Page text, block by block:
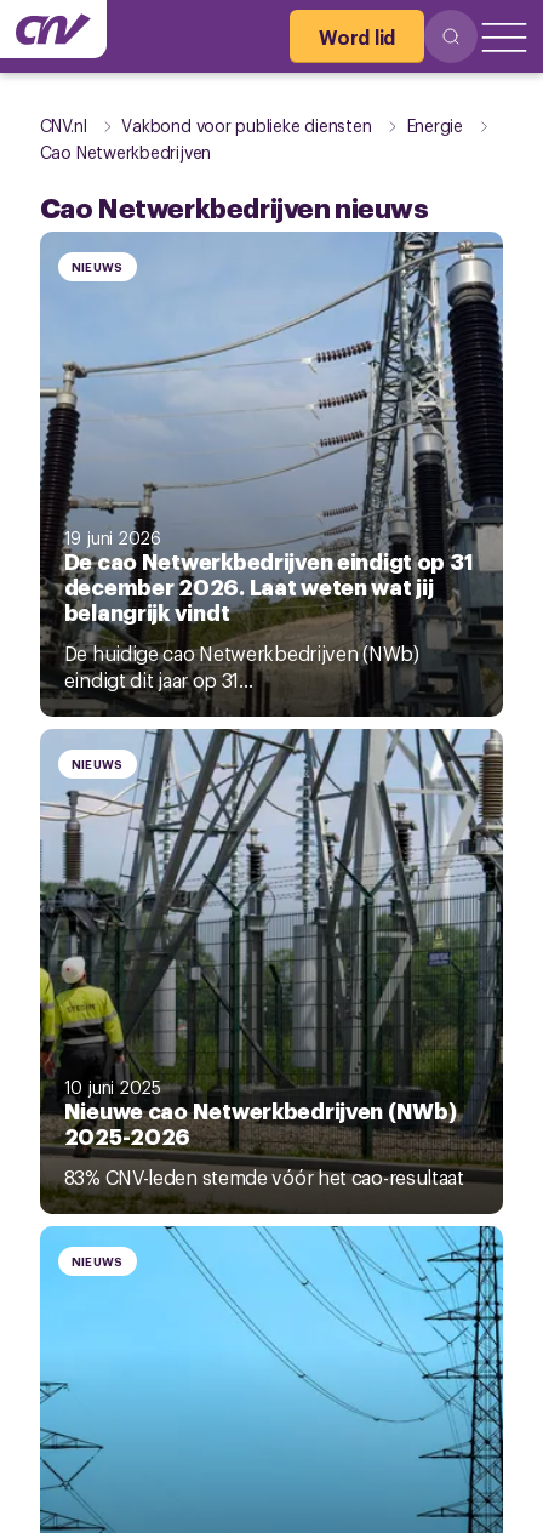
Word lid
CNV.nl Vakbond voor publieke diensten
Energie
Cao Netwerkbedrijven
Cao Netwerkbedrijven nieuws
NIEUWS
19 juni 2026
De cao Netwerkbedrijven eindigt op 31
december 2026. Laat weten wat jij
belangrijk vindt
De huidige cao Netwerkbedrijven (NWb)
eindigt dit jaar op 31...
NIEUWS
10 juni 2025
Nieuwe cao Netwerkbedrijven (NWb)
2025-2026
83% CNV-leden stemde vóór het cao-resultaat
NIEUWS